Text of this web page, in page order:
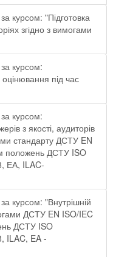
курсом: "Підготовка
згідно з вимогами
курсом:
під час
курсом:
з якості, аудиторів
стандарту ДСТУ EN
положень ДСТУ ISO
ЕА, ILAC-
курсом: "Внутрішній
ДСТУ EN ISO/IEC
ДСТУ ISO
ILAC, EA -